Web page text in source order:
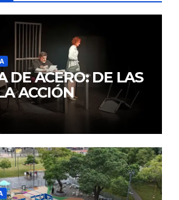
DE ACERO: DE LAS
ACCIÓN